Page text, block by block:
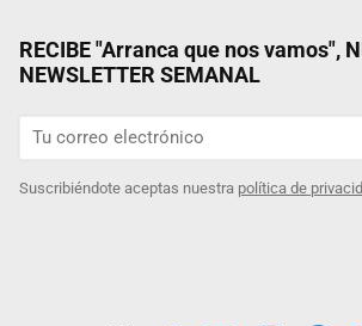
RECIBE "Arranca que nos vamos",
NEWSLETTER SEMANAL
Suscribiéndote aceptas nuestra política de